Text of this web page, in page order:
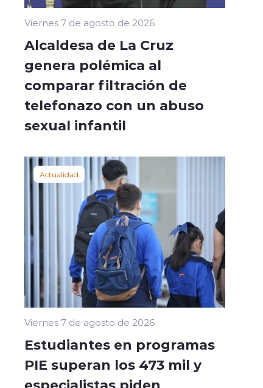
Viernes 7 de agosto de 2026
Alcaldesa de La Cruz
genera polémica al
comparar filtración de
telefonazo con un abuso
sexual infantil
Actualidad
Viernes 7 de agosto de 2026
Estudiantes en programas
PIE superan los 473 mil y
especialistas piden